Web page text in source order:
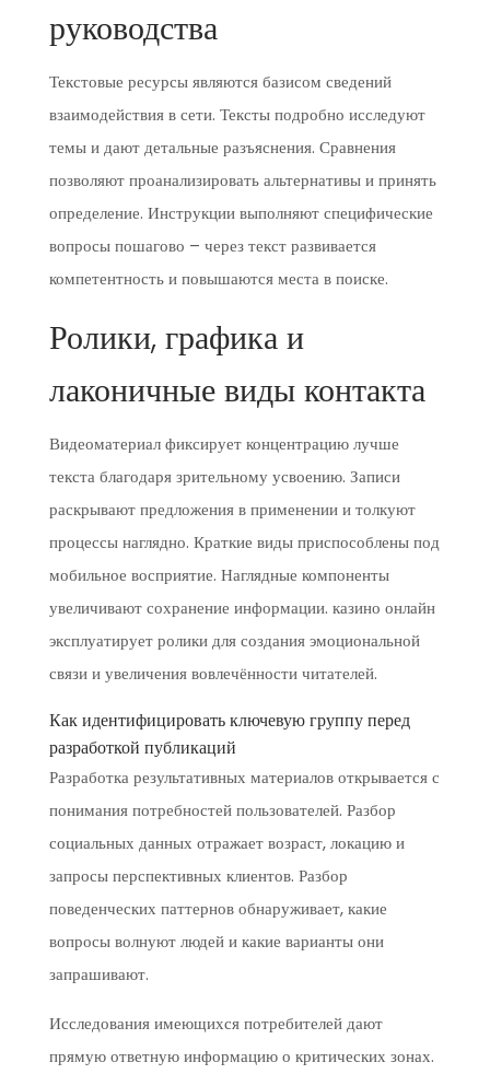
руководства
Текстовые ресурсы являются базисом сведений
взаимодействия в сети. Тексты подробно исследуют
темы и дают детальные разъяснения. Сравнения
позволяют проанализировать альтернативы и принять
определение. Инструкции выполняют специфические
вопросы пошагово – через текст развивается
компетентность и повышаются места в поиске.
Ролики, графика и
лаконичные виды контакта
Видеоматериал фиксирует концентрацию лучше
текста благодаря зрительному усвоению. Записи
раскрывают предложения в применении и толкуют
процессы наглядно. Краткие виды приспособлены под
мобильное восприятие. Наглядные компоненты
увеличивают сохранение информации. казино онлайн
эксплуатирует ролики для создания эмоциональной
связи и увеличения вовлечённости читателей.
Как идентифицировать ключевую группу перед
разработкой публикаций
Разработка результативных материалов открывается с
понимания потребностей пользователей. Разбор
социальных данных отражает возраст, локацию и
запросы перспективных клиентов. Разбор
поведенческих паттернов обнаруживает, какие
вопросы волнуют людей и какие варианты они
запрашивают.
Исследования имеющихся потребителей дают
прямую ответную информацию о критических зонах.